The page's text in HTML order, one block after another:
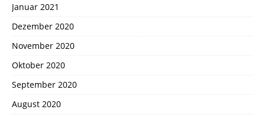
Januar 2021
Dezember 2020
November 2020
Oktober 2020
September 2020
August 2020